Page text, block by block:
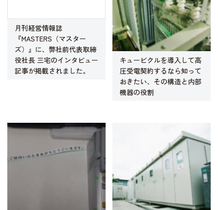
月刊経営情報誌
『MASTERS（マスター
ズ）』に、弊社前代表取締
役社長 三宅のインタビュー
記事が掲載されました。
キュービクルを導入して高
圧受電契約するなら知って
おきたい、その構造と内部
機器の役割